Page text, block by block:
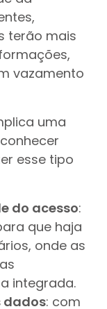
terão mais
vazamento
uma
esse tipo
do acesso:
que haja
onde as
integrada.
dados: com